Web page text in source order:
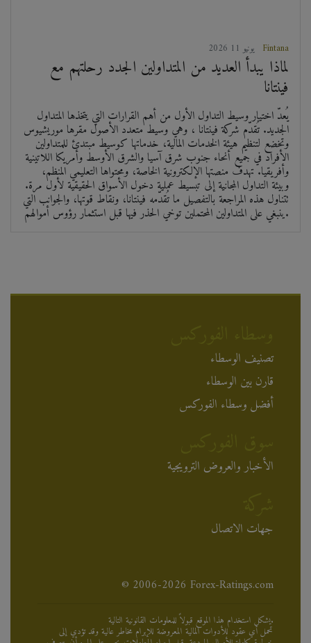
2026 يونيو 11 Fintana
لماذا يبدأ العديد من المتداولين الجدد رحلتهم مع
فينتانا
يُعدّ اختيار وسيط التداول الأول من أهم القرارات التي يتخذها المتداول
الجديد. تُقدّم شركة فينتانا ، وهي وسيط متعدد الأصول مقرها موريشيوس
وتخضع لتنظيم هيئة الخدمات المالية، خدماتها كوسيط مبتدئ للمتداولين
الأفراد في جميع أنحاء جنوب شرق آسيا والشرق الأوسط وأمريكا اللاتينية
وأفريقيا. تهدف منصتها الإلكترونية الخاصة، ومحتواها التعليمي المنظم،
وبيئة التداول المجانية إلى تبسيط عملية دخول الأسواق الحقيقية لأول مرة.
تتناول هذه المراجعة بالتفصيل ما تُقدّمه فينتانا، ونقاط قوتها، والجوانب التي
ينبغي على المتداولين المحتملين توخي الحذر فيها قبل استثمار رؤوس أموالهم.
تصنيف الوسطاء
قارن بين الوسطاء
أفضل وسطاء الفوركس
الأخبار والعروض الترويجية
جهات الاتصال
© 2006-2026 Forex-Ratings.com
يشكل استخدام هذا الموقع قبولاً للمعلومات القانونية التالية.
تحمل أي عقود للأدوات المالية المعروضة للإبرام مخاطر عالية وقد تؤدي إلى